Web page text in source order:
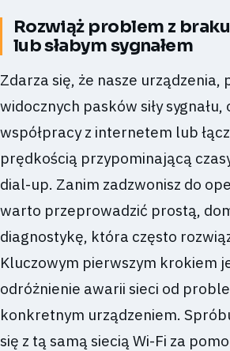
Rozwiąż problem z
lub słabym sygnałem
Zdarza się, że nasze urządzenia,
widocznych pasków siły
współpracy z internetem lub
prędkością przypominającą
dial-up. Zanim zadzwonisz do
warto przeprowadzić prostą,
diagnostykę, która często
Kluczowym pierwszym krokiem
odróżnienie awarii sieci od
konkretnym urządzeniem.
się z tą samą siecią Wi-Fi za